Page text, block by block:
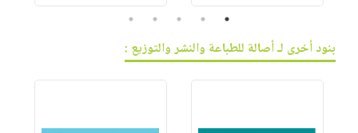
1
2
3
4
5
بنود أخرى لـ أصالة للطباعة والنشر والتوزيع :